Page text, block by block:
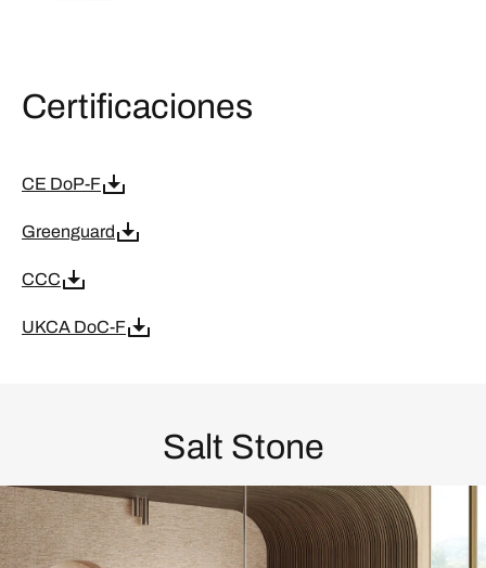
Certificaciones
CE DoP-F
Greenguard
CCC
UKCA DoC-F
Salt Stone